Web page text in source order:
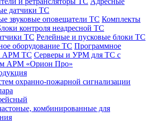
датчики ТС
звуковые оповещатели ТС Комплекты
контроля неадресной ТС
ТС Релейные и пусковые блоки ТС
оборудование ТС Программное
АРМ ТС Серверы и УРМ для ТС с
АРМ «Орион Про»
охранно-пожарной сигнализации
комбинированные для